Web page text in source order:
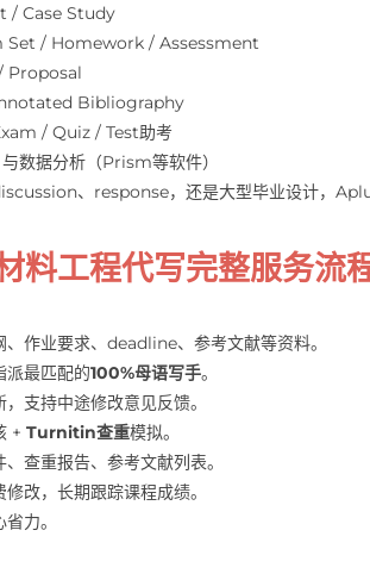
/ Case Study
Set / Homework / Assessment
Proposal
Bibliography
/ Quiz / Test助考
数据分析（Prism等软件）
、response，还是大型毕业设计，
工程代写完整服务流
、作业要求、deadline、参考文献等资料。
派最匹配的100%母语写手。
支持中途修改意见反馈。
+ Turnitin查重模拟。
查重报告、参考文献列表。
改，长期跟踪课程成绩。
力。